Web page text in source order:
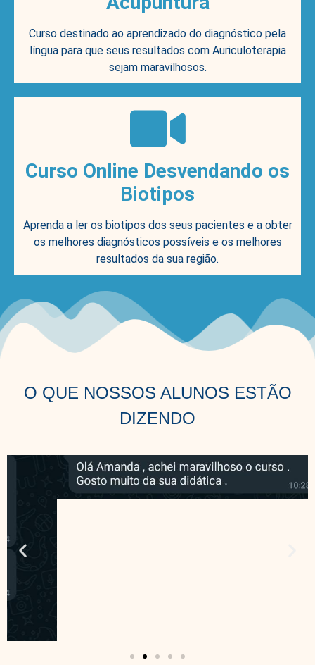
Curso destinado ao aprendizado do diagnóstico pela
língua para que seus resultados com Auriculoterapia
sejam maravilhosos.
Curso Online Desvendando os
Biotipos
Aprenda a ler os biotipos dos seus pacientes e a obter
os melhores diagnósticos possíveis e os melhores
resultados da sua região.
O QUE NOSSOS ALUNOS ESTÃO
DIZENDO